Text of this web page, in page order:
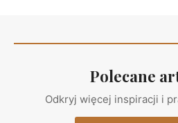
Polecane
Odkryj więcej inspiracji i